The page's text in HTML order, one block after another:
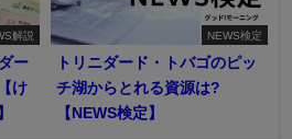
解説
ー
け
NEWS検定
トリニダード・トバゴのピッ
チ湖からとれる資源は?
【NEWS検定】